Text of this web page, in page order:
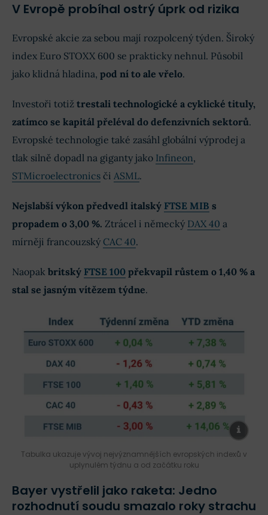
V Evropě probíhal ostrý úprk od rizika
Evropské akcie za sebou mají rozpolcený týden. Široký
index Euro STOXX 600 se prakticky nehnul. Působil
jako klidná hladina, pod ní to ale vřelo.
Investoři totiž trestali technologické a cyklické tituly,
zatímco se kapitál přeléval do defenzivních sektorů.
Evropské technologie také zasáhl globální výprodej a
tlak silně dopadl na giganty jako Infineon,
STMicroelectronics či ASML.
Nejslabší výkon předvedl italský FTSE MIB s
propadem o 3,00 %. Ztrácel i německý DAX 40 a
mírněji francouzský CAC 40.
Naopak britský FTSE 100 překvapil růstem o 1,40 % a
stal se jasným vítězem týdne.
Tabulka ukazuje vývoj nejvýznamnějších evropských indexů v
uplynulém týdnu a od začátku roku
Bayer vystřelil jako raketa: Jedno
rozhodnutí soudu smazalo roky strachu